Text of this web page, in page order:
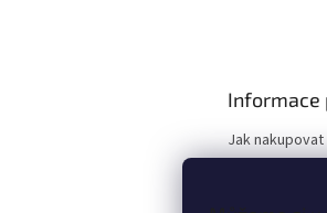
Informace
Jak nakupovat